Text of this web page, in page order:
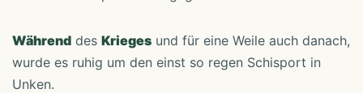
Während des Krieges und für eine Weile auch danach,
wurde es ruhig um den einst so regen Schisport in
Unken.